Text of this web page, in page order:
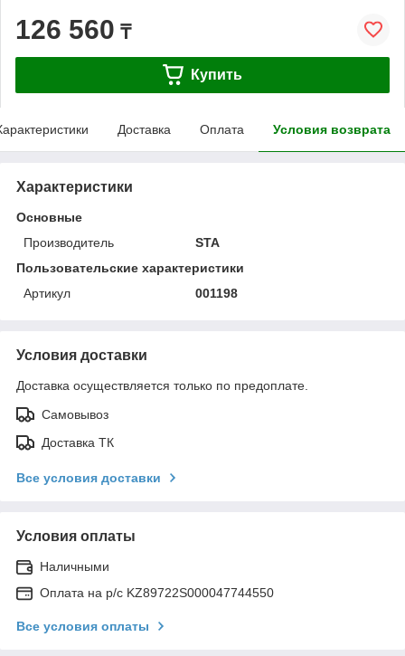
126 560 ₸
Купить
Доставка Оплата Условия возврата
Характеристики
Основные
Производитель
STA
Пользовательские характеристики
Артикул
001198
Условия доставки
Доставка осуществляется только по предоплате.
Самовывоз
Доставка ТК
Все условия доставки
Условия оплаты
Наличными
Оплата на р/с KZ89722S000047744550
Все условия оплаты